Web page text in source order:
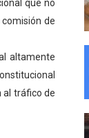
que no
de
altamente
al tráfico de